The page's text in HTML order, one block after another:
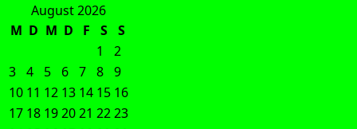
August 2026
M D M D F S
S
1
2
3 4 5 6 7 8 9
10 11 12 13 14 15 16
17 18 192021 2223